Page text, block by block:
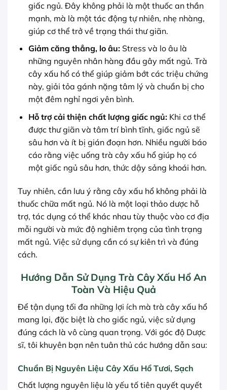
giấc ngủ. Đây không phải là một thuốc an thần
mạnh, mà là một tác động tự nhiên, nhẹ nhàng,
giúp cơ thể trở về trạng thái thư giãn.
Giảm căng thẳng, lo âu:Stress và lo âu là
những nguyên nhân hàng đầu gây mất ngủ. Trà
cây xấu hổ có thể giúp giảm bớt các triệu chứng
này, giải tỏa gánh nặng tâm lý và chuẩn bị cho
một đêm nghỉ ngơi yên bình.
Hỗ trợ cải thiện chất lượng giấc ngủ:Khi cơ thể
được thư giãn và tâm trí bình tĩnh, giấc ngủ sẽ
sâu hơn và ít bị gián đoạn hơn. Nhiều người báo
cáo rằng việc uống trà cây xấu hổ giúp họ có
một giấc ngủ sâu hơn, thức dậy sảng khoái hơn.
Tuy nhiên, cần lưu ý rằng cây xấu hổ không phải là
thuốc chữa mất ngủ. Nó là một loại thảo dược hỗ
trợ, tác dụng có thể khác nhau tùy thuộc vào cơ địa
mỗi người và mức độ nghiêm trọng của tình trạng
mất ngủ. Việc sử dụng cần có sự kiên trì và đúng
cách.
Hướng Dẫn Sử Dụng Trà Cây Xấu Hổ An
Toàn Và Hiệu Quả
Để tận dụng tối đa những lợi ích mà trà cây xấu hổ
mang lại, đặc biệt là cho giấc ngủ, việc sử dụng
đúng cách là vô cùng quan trọng. Với góc độ Dược
sĩ, tôi khuyên bạn nên tuân thủ các hướng dẫn sau:
Chuẩn Bị Nguyên Liệu Cây Xấu Hổ Tươi, Sạch
Chất lượng nguyên liệu là yếu tố tiên quyết quyết